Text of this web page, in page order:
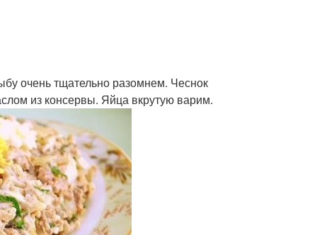
очень тщательно разомнем. Чеснок
из консервы. Яйца вкрутую варим.